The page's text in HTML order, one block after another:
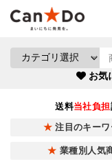
お気
送料当社負担
注目のキーワ
業種別人気